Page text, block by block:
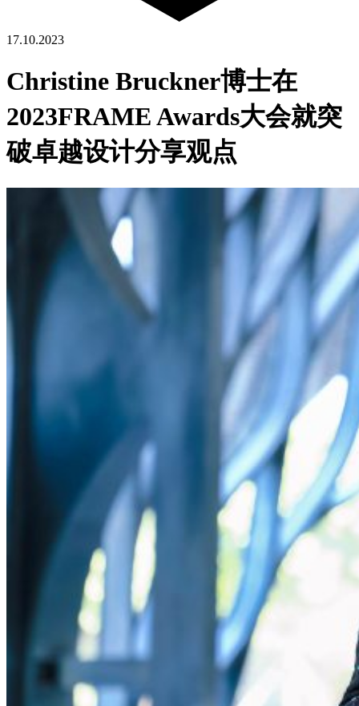
17.10.2023
Christine Bruckner博士在
2023FRAME Awards大会就突
破卓越设计分享观点